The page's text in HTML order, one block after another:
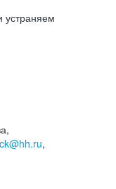
устраняем
,